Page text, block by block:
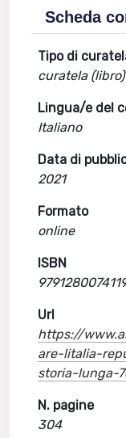
Scheda
Tipo di
curatela (libro)
Lingua/e del
Italiano
Data di
2021
Formato
online
ISBN
Url
https://
are-litalia-
storia-lunga-
N. pagine
304